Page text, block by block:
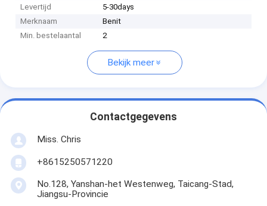
Levertijd
5-30days
Merknaam
Benit
Min. bestelaantal
2
Bekijk meer
Contactgegevens
Miss. Chris
+8615250571220
No.128, Yanshan-het Westenweg, Taicang-Stad,
Jiangsu-Provincie